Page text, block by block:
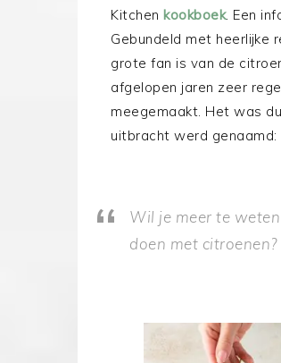
Kitchen kookboek. Een
Gebundeld met heerlijke
grote fan is van de
afgelopen jaren zeer
meegemaakt. Het was
uitbracht werd genaamd:
Wil je meer te
doen met